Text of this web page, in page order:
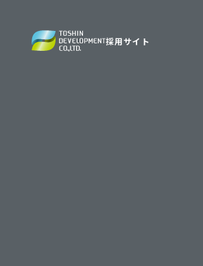
採用サイト